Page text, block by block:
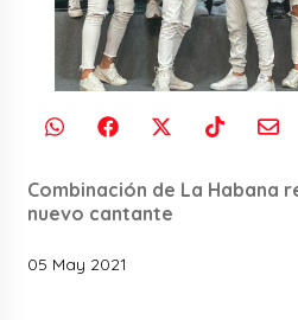
Combinación de La Habana
nuevo cantante
05 May 2021